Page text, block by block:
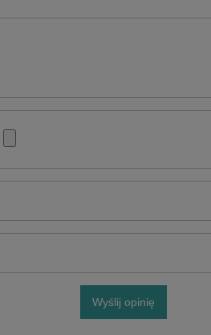
Wyślij opinię